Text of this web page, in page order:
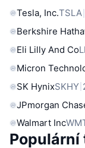
Tesla, Inc.TSLA
Berkshire
Eli Lilly And Co
Micron
SK HynixSKHY
JPmorgan
Walmart Inc
Populární